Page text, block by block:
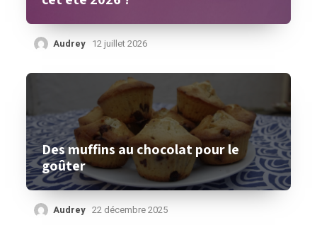
Audrey 12 juillet 2026
Des muffins au chocolat pour le
goûter
Audrey 22 décembre 2025